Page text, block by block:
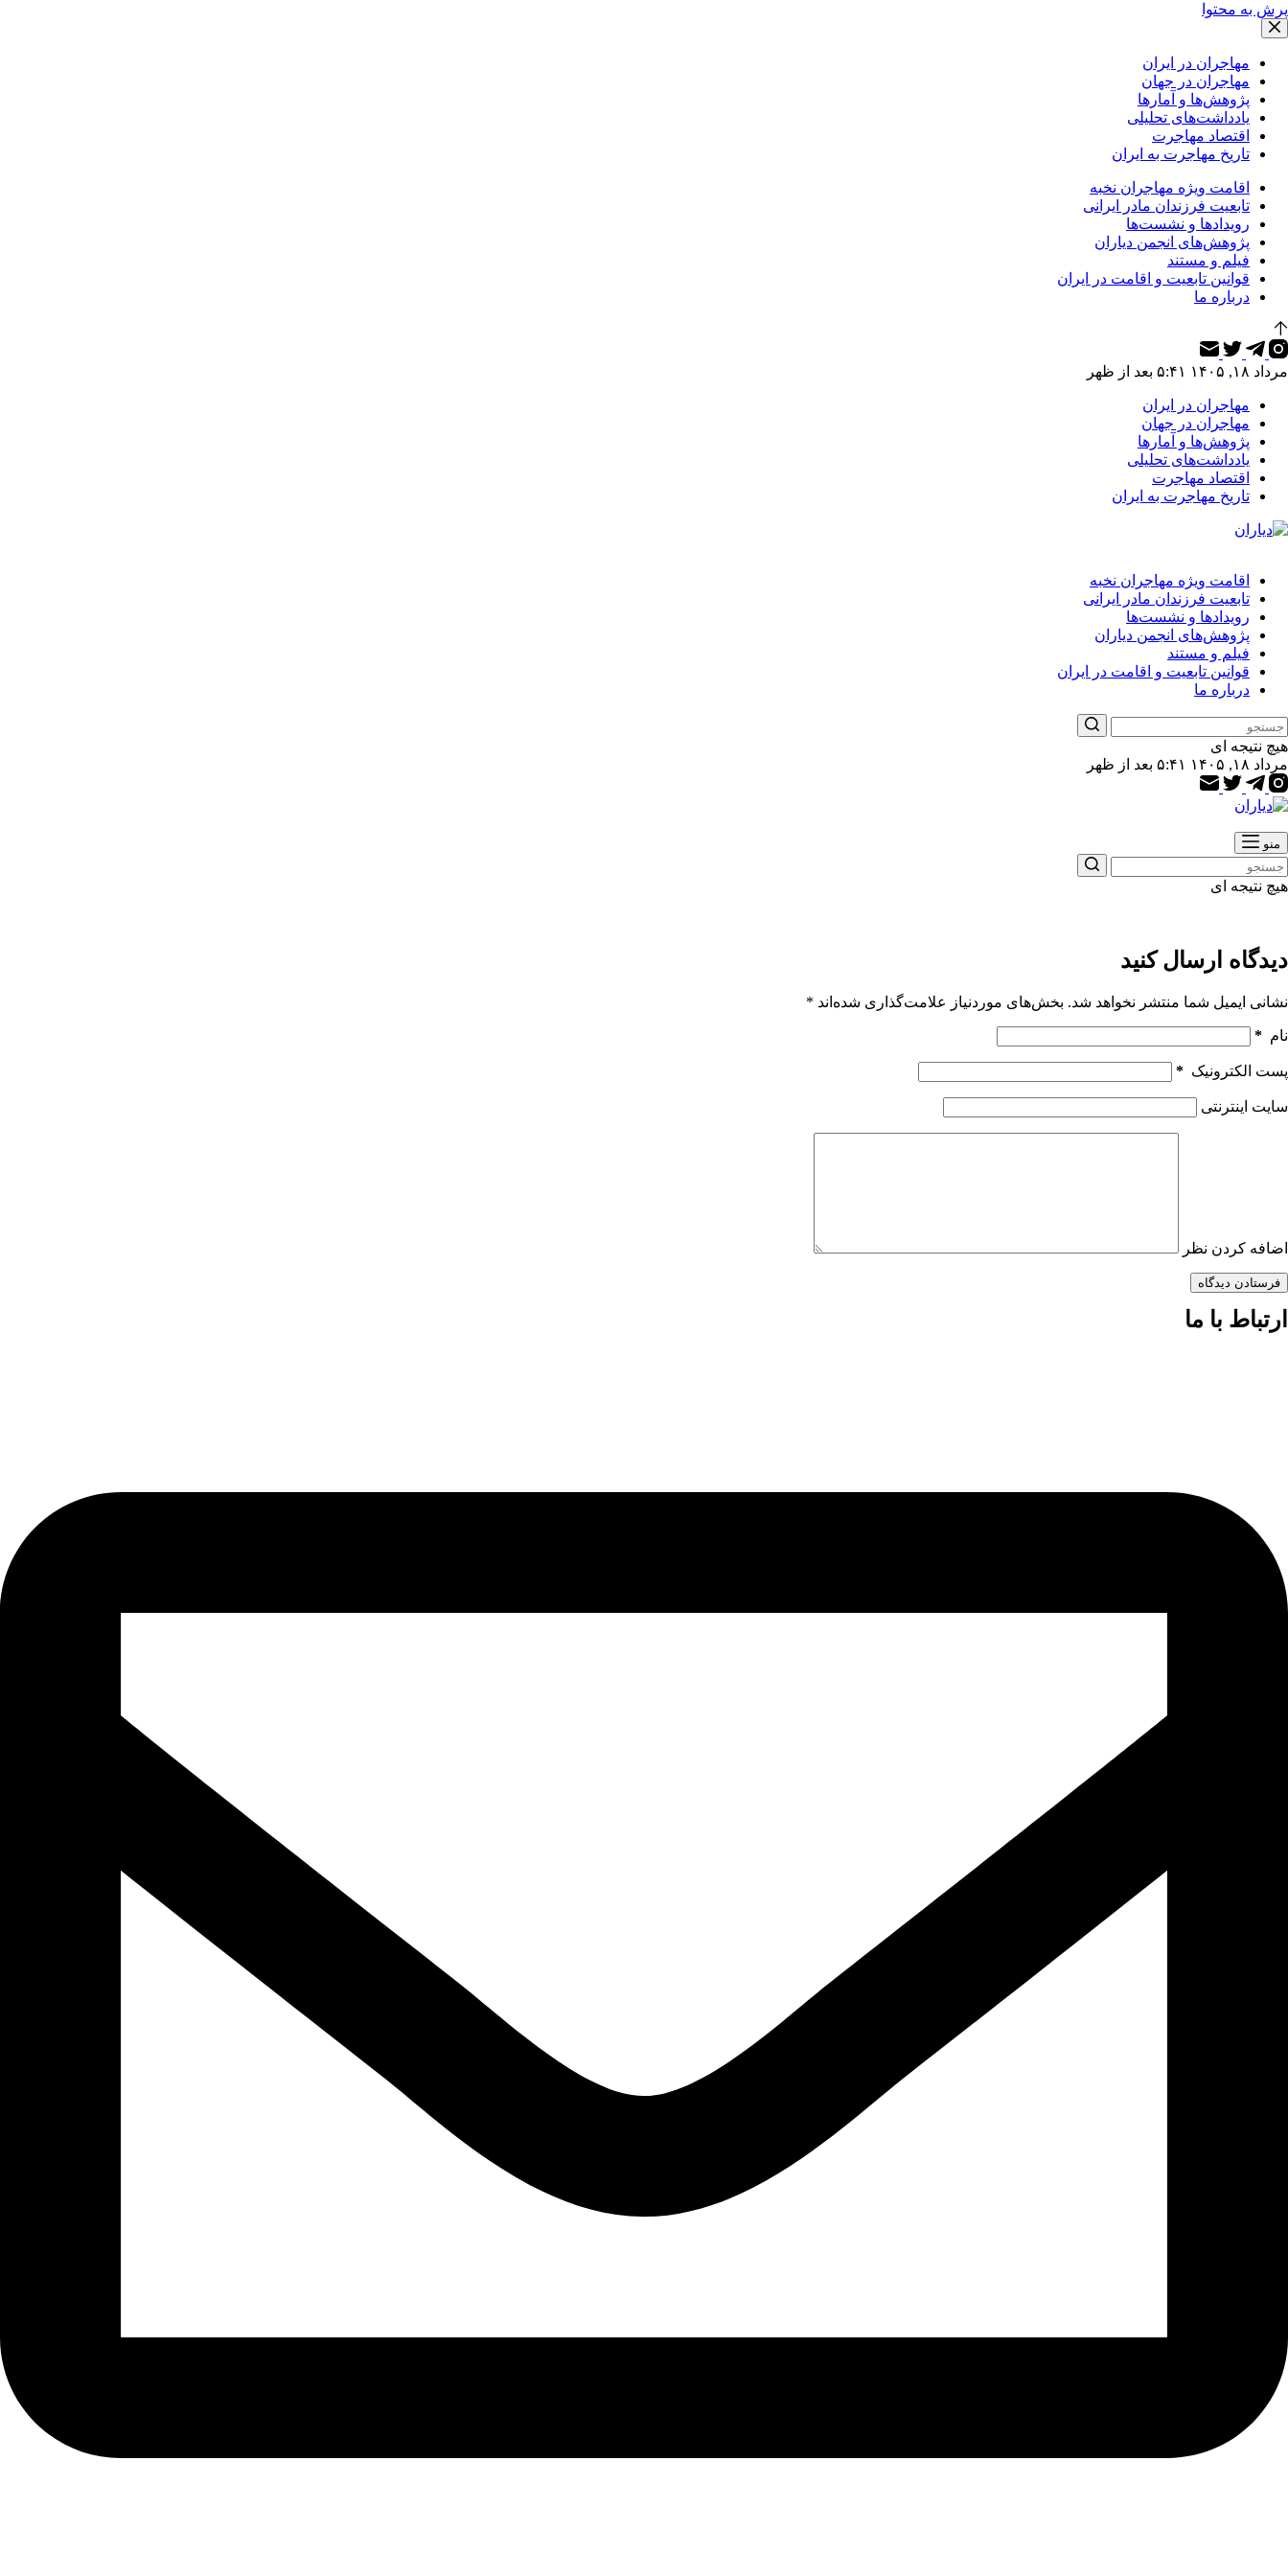
پرش به محتوا
مهاجران در ایران
مهاجران در جهان
پژوهش‌ها و آمارها
یادداشت‌های تحلیلی
اقتصاد مهاجرت
تاریخ مهاجرت به ایران
اقامت ویژه مهاجران نخبه
تابعیت فرزندان مادر ایرانی
رویدادها و نشست‌ها
پژوهش‌های انجمن دیاران
فیلم و مستند
قوانین تابعیت و اقامت در ایران
درباره ما
مرداد ۱۸, ۱۴۰۵ ۵:۴۱ بعد از ظهر
مهاجران در ایران
مهاجران در جهان
پژوهش‌ها و آمارها
یادداشت‌های تحلیلی
اقتصاد مهاجرت
تاریخ مهاجرت به ایران
اقامت ویژه مهاجران نخبه
تابعیت فرزندان مادر ایرانی
رویدادها و نشست‌ها
پژوهش‌های انجمن دیاران
فیلم و مستند
قوانین تابعیت و اقامت در ایران
درباره ما
هیچ نتیجه ای
مرداد ۱۸, ۱۴۰۵ ۵:۴۱ بعد از ظهر
منو
هیچ نتیجه ای
دیدگاه ارسال کنید
نشانی ایمیل شما منتشر نخواهد شد. بخش‌های موردنیاز علامت‌گذاری شده‌اند *
نام *
پست الکترونیک *
سایت اینترنتی
اضافه کردن نظر
فرستادن دیدگاه
ارتباط با ما